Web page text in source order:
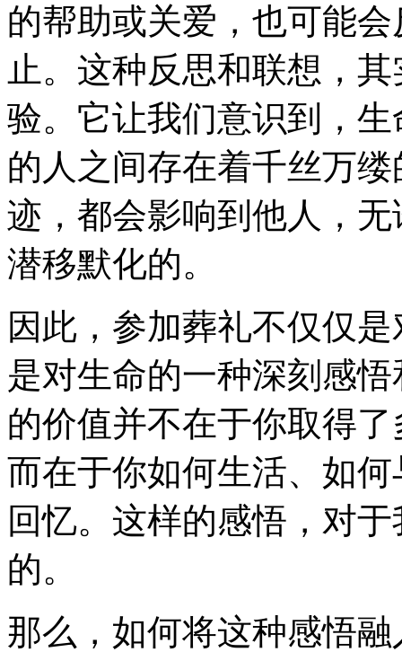
的帮助或关爱，也可能
止。这种反思和联想，
验。它让我们意识到，
的人之间存在着千丝万
迹，都会影响到他人，
潜移默化的。
因此，参加葬礼不仅仅
是对生命的一种深刻感
的价值并不在于你取得
而在于你如何生活、如
回忆。这样的感悟，对
的。
那么，如何将这种感悟